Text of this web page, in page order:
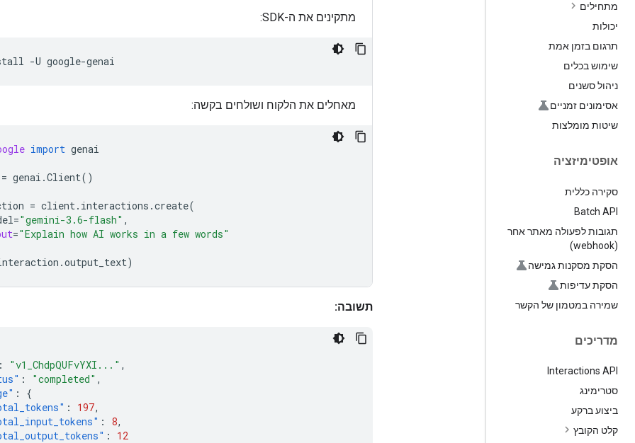
מתחילים
יכולות
תרגום בזמן אמת
שימוש בכלים
ניהול סשנים
אסימונים זמניים
שיטות מומלצות
אופטימיזציה
סקירה כללית
Batch API
תגובות לפעולה מאתר אחר
(webhook)
הסקת מסקנות גמישה
הסקת עדיפות
שמירה במטמון של הקשר
מדריכים
Interactions API
סטרימינג
ביצוע ברקע
קלט הקובץ
מתקינים את ה-SDK:
-U
מאחלים את הלקוח ושולחים בקשה:
import genai
= genai .Client()
= client. interactions .create(
="gemini-3.6-flash" ,
="Explain how AI works in a few words"
.output_text)
תשובה:
: "v1_ChdpQUFvYXI..." ,
: "completed" ,
:
{
: 197,
: 8,
:
12